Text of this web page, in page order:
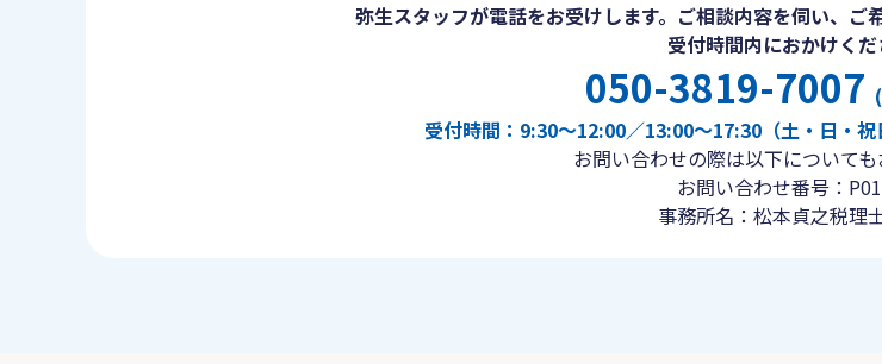
弥生スタッフが電話をお受けします。ご相談内容を伺い、ご
受付時間内におかけくだ
050-3819-7007
受付時間：9:30〜12:00／13:00〜17:30（土・日・祝
お問い合わせの際は以下についても
お問い合わせ番号：
事務所名：松本貞之税理